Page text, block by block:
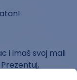
i imaš svoj mali